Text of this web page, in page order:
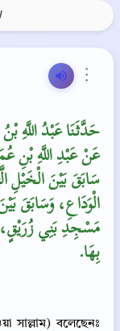
⋮
حَدَّثَنَا عَبْدُ اللَّهِ
عَنْ عَبْدِ اللَّهِ بْنِ
سَابَقَ بَيْنَ الْخَيْلِ
الْوَدَاعِ، وَسَابَقَ
مَسْجِدِ بَنِي زُرَيْقٍ،
بِهَا‏.‏
সাল্লাম) বলেছেনঃ